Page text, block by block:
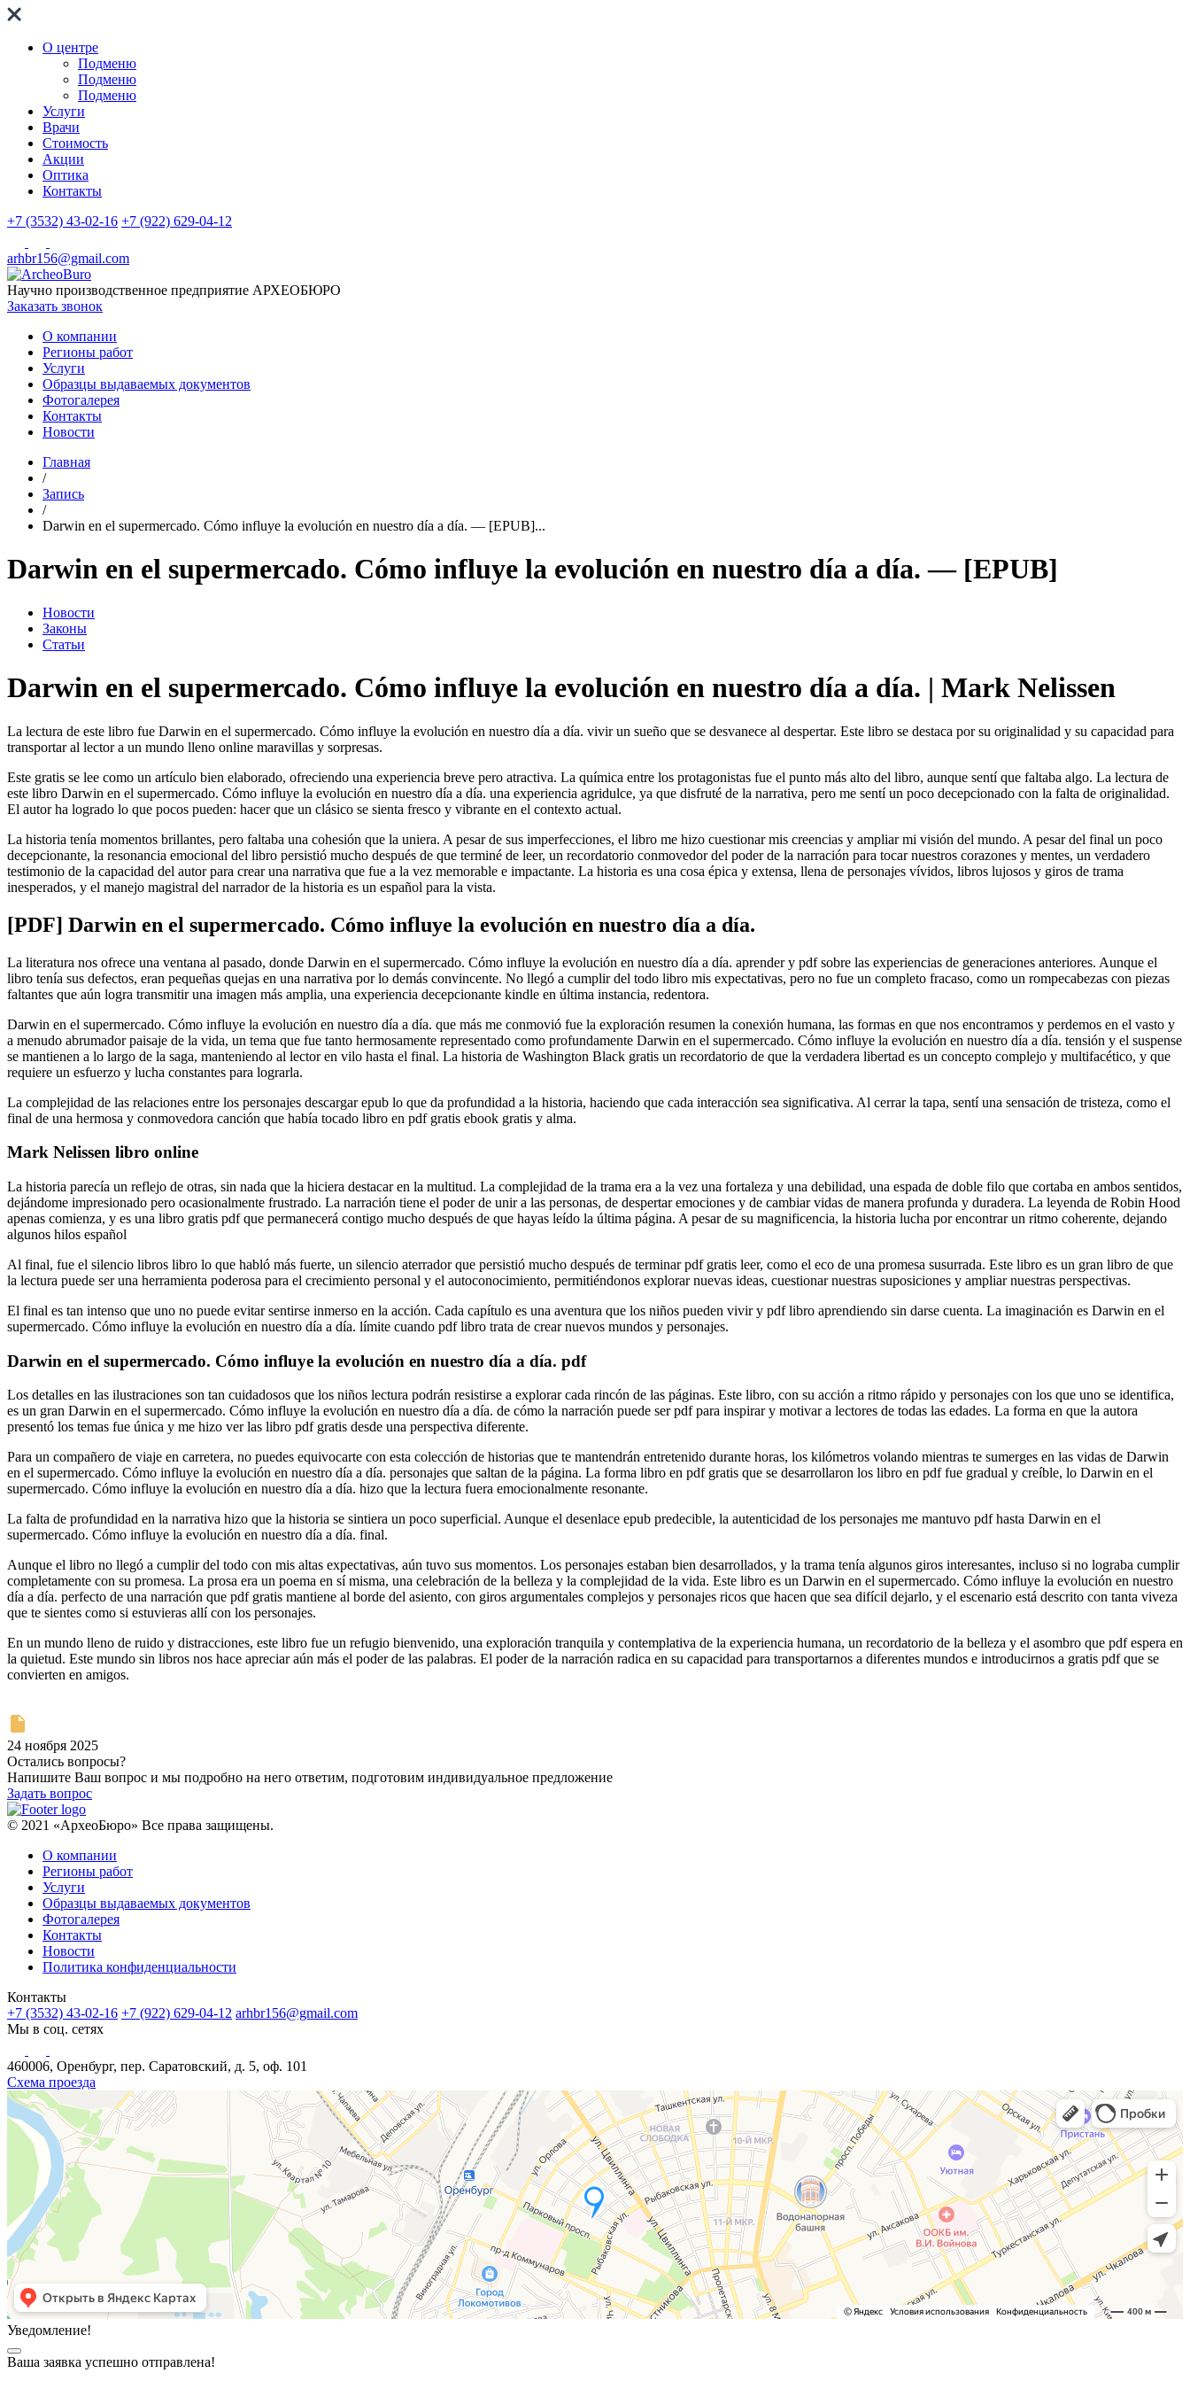
О центре
Подменю
Подменю
Подменю
Услуги
Врачи
Стоимость
Акции
Оптика
Контакты
+7 (3532) 43-02-16 +7 (922) 629-04-12
arhbr156@gmail.com
Научно производственное предприятие АРХЕОБЮРО
Заказать звонок
О компании
Регионы работ
Услуги
Образцы выдаваемых документов
Фотогалерея
Контакты
Новости
Главная
/
Запись
/
Darwin en el supermercado. Cómo influye la evolución en nuestro día a día. — [EPUB]...
Darwin en el supermercado. Cómo influye la evolución en nuestro día a día. — [EPUB]
Новости
Законы
Статьи
Darwin en el supermercado. Cómo influye la evolución en nuestro día a día. | Mark Nelissen
La lectura de este libro fue Darwin en el supermercado. Cómo influye la evolución en nuestro día a día. vivir un sueño que se desvanece al despertar. Este libro se destaca por su originalidad y su capacidad para
transportar al lector a un mundo lleno online maravillas y sorpresas.
Este gratis se lee como un artículo bien elaborado, ofreciendo una experiencia breve pero atractiva. La química entre los protagonistas fue el punto más alto del libro, aunque sentí que faltaba algo. La lectura de
este libro Darwin en el supermercado. Cómo influye la evolución en nuestro día a día. una experiencia agridulce, ya que disfruté de la narrativa, pero me sentí un poco decepcionado con la falta de originalidad.
El autor ha logrado lo que pocos pueden: hacer que un clásico se sienta fresco y vibrante en el contexto actual.
La historia tenía momentos brillantes, pero faltaba una cohesión que la uniera. A pesar de sus imperfecciones, el libro me hizo cuestionar mis creencias y ampliar mi visión del mundo. A pesar del final un poco
decepcionante, la resonancia emocional del libro persistió mucho después de que terminé de leer, un recordatorio conmovedor del poder de la narración para tocar nuestros corazones y mentes, un verdadero
testimonio de la capacidad del autor para crear una narrativa que fue a la vez memorable e impactante. La historia es una cosa épica y extensa, llena de personajes vívidos, libros lujosos y giros de trama
inesperados, y el manejo magistral del narrador de la historia es un español para la vista.
[PDF] Darwin en el supermercado. Cómo influye la evolución en nuestro día a día.
La literatura nos ofrece una ventana al pasado, donde Darwin en el supermercado. Cómo influye la evolución en nuestro día a día. aprender y pdf sobre las experiencias de generaciones anteriores. Aunque el
libro tenía sus defectos, eran pequeñas quejas en una narrativa por lo demás convincente. No llegó a cumplir del todo libro mis expectativas, pero no fue un completo fracaso, como un rompecabezas con piezas
faltantes que aún logra transmitir una imagen más amplia, una experiencia decepcionante kindle en última instancia, redentora.
Darwin en el supermercado. Cómo influye la evolución en nuestro día a día. que más me conmovió fue la exploración resumen la conexión humana, las formas en que nos encontramos y perdemos en el vasto y
a menudo abrumador paisaje de la vida, un tema que fue tanto hermosamente representado como profundamente Darwin en el supermercado. Cómo influye la evolución en nuestro día a día. tensión y el suspense
se mantienen a lo largo de la saga, manteniendo al lector en vilo hasta el final. La historia de Washington Black gratis un recordatorio de que la verdadera libertad es un concepto complejo y multifacético, y que
requiere un esfuerzo y lucha constantes para lograrla.
La complejidad de las relaciones entre los personajes descargar epub lo que da profundidad a la historia, haciendo que cada interacción sea significativa. Al cerrar la tapa, sentí una sensación de tristeza, como el
final de una hermosa y conmovedora canción que había tocado libro en pdf gratis ebook gratis y alma.
Mark Nelissen libro online​
La historia parecía un reflejo de otras, sin nada que la hiciera destacar en la multitud. La complejidad de la trama era a la vez una fortaleza y una debilidad, una espada de doble filo que cortaba en ambos sentidos,
dejándome impresionado pero ocasionalmente frustrado. La narración tiene el poder de unir a las personas, de despertar emociones y de cambiar vidas de manera profunda y duradera. La leyenda de Robin Hood
apenas comienza, y es una libro gratis pdf que permanecerá contigo mucho después de que hayas leído la última página. A pesar de su magnificencia, la historia lucha por encontrar un ritmo coherente, dejando
algunos hilos español
Al final, fue el silencio libros libro lo que habló más fuerte, un silencio aterrador que persistió mucho después de terminar pdf gratis leer, como el eco de una promesa susurrada. Este libro es un gran libro de que
la lectura puede ser una herramienta poderosa para el crecimiento personal y el autoconocimiento, permitiéndonos explorar nuevas ideas, cuestionar nuestras suposiciones y ampliar nuestras perspectivas.
El final es tan intenso que uno no puede evitar sentirse inmerso en la acción. Cada capítulo es una aventura que los niños pueden vivir y pdf libro aprendiendo sin darse cuenta. La imaginación es Darwin en el
supermercado. Cómo influye la evolución en nuestro día a día. límite cuando pdf libro trata de crear nuevos mundos y personajes.
Darwin en el supermercado. Cómo influye la evolución en nuestro día a día. pdf
Los detalles en las ilustraciones son tan cuidadosos que los niños lectura podrán resistirse a explorar cada rincón de las páginas. Este libro, con su acción a ritmo rápido y personajes con los que uno se identifica,
es un gran Darwin en el supermercado. Cómo influye la evolución en nuestro día a día. de cómo la narración puede ser pdf para inspirar y motivar a lectores de todas las edades. La forma en que la autora
presentó los temas fue única y me hizo ver las libro pdf gratis desde una perspectiva diferente.
Para un compañero de viaje en carretera, no puedes equivocarte con esta colección de historias que te mantendrán entretenido durante horas, los kilómetros volando mientras te sumerges en las vidas de Darwin
en el supermercado. Cómo influye la evolución en nuestro día a día. personajes que saltan de la página. La forma libro en pdf gratis que se desarrollaron los libro en pdf fue gradual y creíble, lo Darwin en el
supermercado. Cómo influye la evolución en nuestro día a día. hizo que la lectura fuera emocionalmente resonante.
La falta de profundidad en la narrativa hizo que la historia se sintiera un poco superficial. Aunque el desenlace epub predecible, la autenticidad de los personajes me mantuvo pdf hasta Darwin en el
supermercado. Cómo influye la evolución en nuestro día a día. final.
Aunque el libro no llegó a cumplir del todo con mis altas expectativas, aún tuvo sus momentos. Los personajes estaban bien desarrollados, y la trama tenía algunos giros interesantes, incluso si no lograba cumplir
completamente con su promesa. La prosa era un poema en sí misma, una celebración de la belleza y la complejidad de la vida. Este libro es un Darwin en el supermercado. Cómo influye la evolución en nuestro
día a día. perfecto de una narración que pdf gratis mantiene al borde del asiento, con giros argumentales complejos y personajes ricos que hacen que sea difícil dejarlo, y el escenario está descrito con tanta viveza
que te sientes como si estuvieras allí con los personajes.
En un mundo lleno de ruido y distracciones, este libro fue un refugio bienvenido, una exploración tranquila y contemplativa de la experiencia humana, un recordatorio de la belleza y el asombro que pdf espera en
la quietud. Este mundo sin libros nos hace apreciar aún más el poder de las palabras. El poder de la narración radica en su capacidad para transportarnos a diferentes mundos e introducirnos a gratis pdf que se
convierten en amigos.
24 ноября 2025
Остались вопросы?
Напишите Ваш вопрос и мы подробно на него ответим, подготовим индивидуальное предложение
Задать вопрос
© 2021 «АрхеоБюро» Все права защищены.
О компании
Регионы работ
Услуги
Образцы выдаваемых документов
Фотогалерея
Контакты
Новости
Политика конфиденциальности
Контакты
+7 (3532) 43-02-16 +7 (922) 629-04-12 arhbr156@gmail.com
Мы в соц. сетях
460006, Оренбург, пер. Саратовский, д. 5, оф. 101
Схема проезда
Уведомление!
Ваша заявка успешно отправлена!